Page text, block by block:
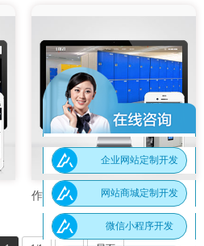
作品展示四
企业网站定制开发
网站商城定制开发
微信小程序开发